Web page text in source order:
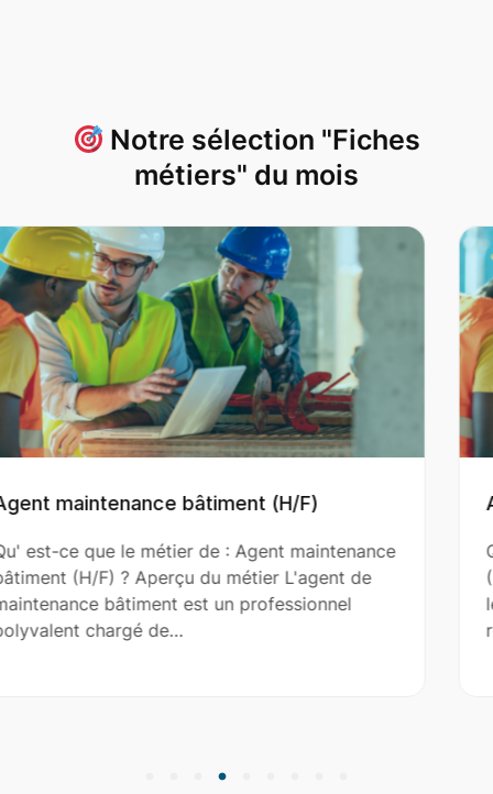
Notre sélection "Fiches
métiers" du mois
de
Aide Couvreur (H/F)
Qu' est-ce que le métier de : Aide
(H/F) ? Aperçu du métier L'aide
le couvreur principal dans l’installation,
réparation et…